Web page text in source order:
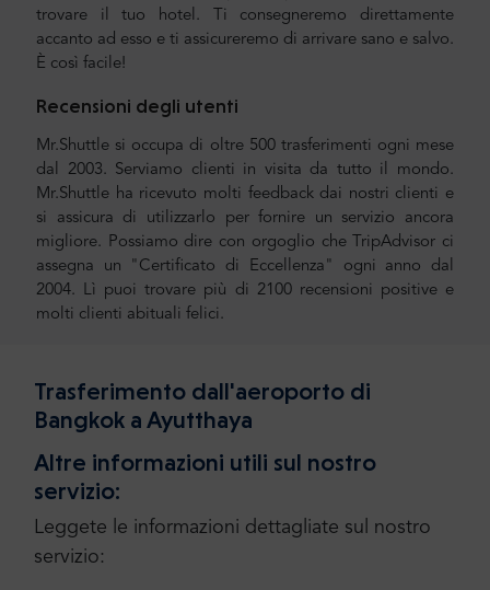
trovare il tuo hotel. Ti consegneremo direttamente
accanto ad esso e ti assicureremo di arrivare sano e salvo.
È così facile!
Recensioni degli utenti
Mr.Shuttle si occupa di oltre 500 trasferimenti ogni mese
dal 2003. Serviamo clienti in visita da tutto il mondo.
Mr.Shuttle ha ricevuto molti feedback dai nostri clienti e
si assicura di utilizzarlo per fornire un servizio ancora
migliore. Possiamo dire con orgoglio che TripAdvisor ci
assegna un "Certificato di Eccellenza" ogni anno dal
2004. Lì puoi trovare più di 2100 recensioni positive e
molti clienti abituali felici.
Trasferimento dall'aeroporto di
Bangkok a Ayutthaya
Altre informazioni utili sul nostro
servizio:
Leggete le informazioni dettagliate sul nostro
servizio: